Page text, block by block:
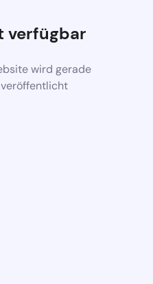
verfügbar
wird gerade